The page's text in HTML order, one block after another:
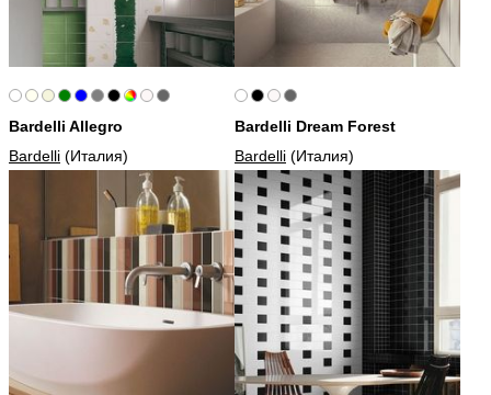
Bardelli Allegro
Bardelli (Италия)
Bardelli Dream Forest
Bardelli (Италия)